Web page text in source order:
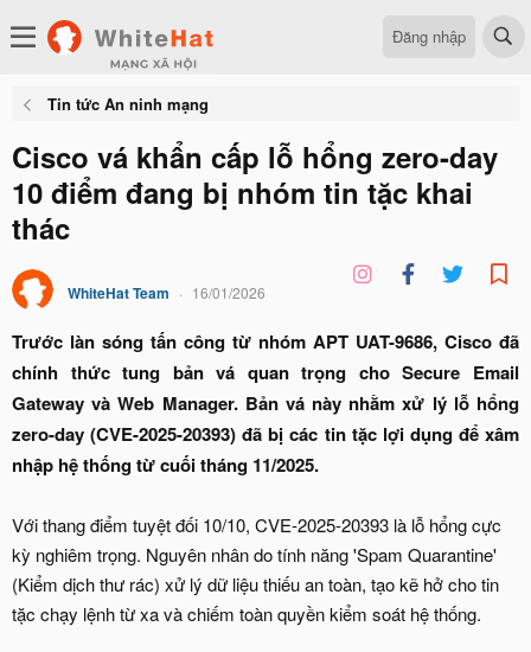
Đăng nhập
Tin tức An ninh mạng
Cisco vá khẩn cấp lỗ hổng zero-day
10 điểm đang bị nhóm tin tặc khai
thác
WhiteHat Team 16/01/2026
Trước làn sóng tấn công từ nhóm APT UAT-9686, Cisco đã
chính thức tung bản vá quan trọng choSecure Email
Gateway vàWeb Manager. Bản vá này nhằm xử lý lỗ hổng
zero-day (CVE-2025-20393) đã bị các tin tặc lợi dụng để xâm
nhập hệ thống từ cuối tháng 11/2025.
Với thang điểm tuyệt đối 10/10, CVE-2025-20393 là lỗ hổng cực
kỳ nghiêm trọng. Nguyên nhân do tính năng 'Spam Quarantine'
(Kiểm dịch thư rác) xử lý dữ liệu thiếu an toàn, tạo kẽ hở cho tin
tặc chạy lệnh từ xa và chiếm toàn quyền kiểm soát hệ thống.